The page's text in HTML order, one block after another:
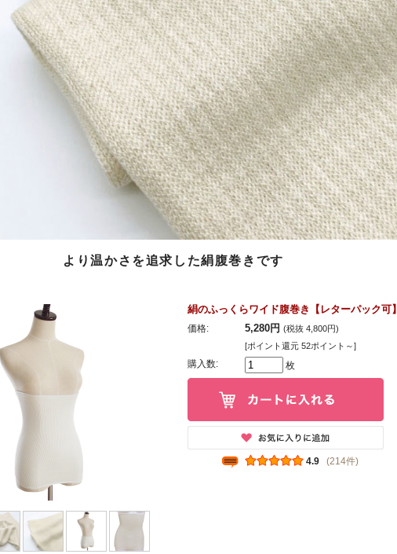
より温かさを追求した絹腹巻きです
絹のふっくらワイド腹巻き【レターパック可】
価格: 5,280円 (税抜 4,800円)
[ポイント還元 52ポイント～]
購入数: 枚
4.9 (214件)